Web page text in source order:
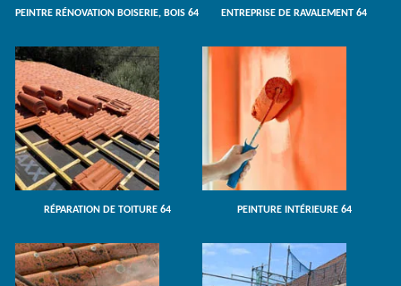
PEINTRE RÉNOVATION BOISERIE, BOIS 64 ENTREPRISE DE RAVALEMENT 64
RÉPARATION DE TOITURE 64 PEINTURE INTÉRIEURE 64